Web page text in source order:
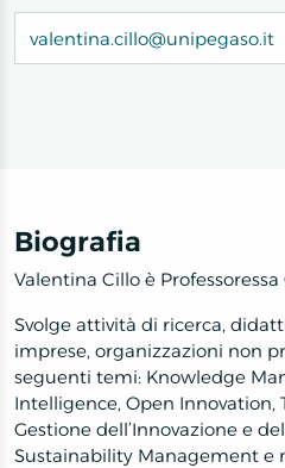
valentina.cillo@unipegaso.it
Biografia
Valentina Cillo è
Svolge attività di ricerca,
imprese, organizzazioni non
seguenti temi: Knowledge
Intelligence, Open Innovation,
Gestione dell’Innovazione e
Sustainability Management e